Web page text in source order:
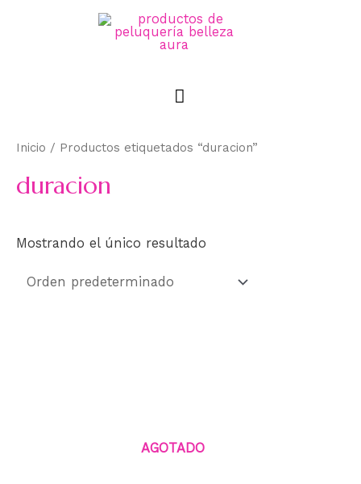
Inicio / Productos etiquetados “duracion”
duracion
Mostrando el único resultado
AGOTADO